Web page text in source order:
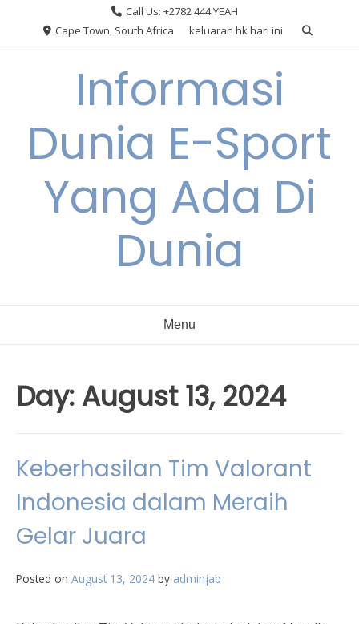
Call Us: +2782 444 YEAH
Cape Town, South Africa
keluaran hk hari ini
Informasi
Dunia E-Sport
Yang Ada Di
Dunia
Menu
Day: August 13, 2024
Keberhasilan Tim Valorant
Indonesia dalam Meraih
Gelar Juara
Posted on August 13, 2024 by adminjab